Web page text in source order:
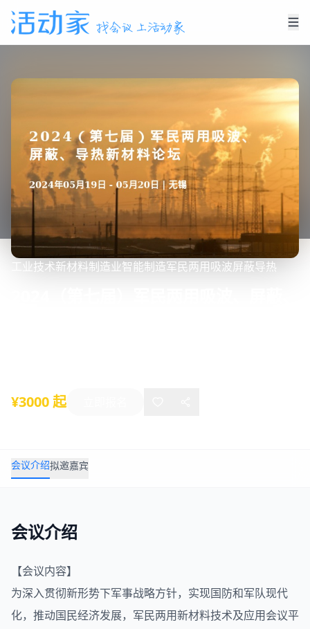
工业技术新材料制造业智能制造军民两用吸波屏蔽导热
¥3000 起
会议介绍拟邀嘉宾
会议介绍
【会议内容】
为深入贯彻新形势下军事战略方针，实现国防和军队现代
化，推动国民经济发展， 军民两用新材料技术及应用会议平